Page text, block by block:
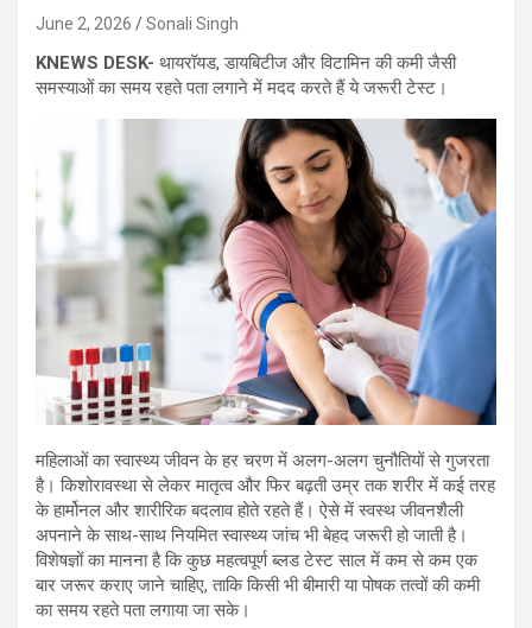
June 2, 2026 Sonali Singh
KNEWS DESK- थायरॉयड, डायबिटीज और विटामिन की कमी जैसी
समस्याओं का समय रहते पता लगाने में मदद करते हैं ये जरूरी टेस्ट।
महिलाओं का स्वास्थ्य जीवन के हर चरण में अलग-अलग चुनौतियों से गुजरता
है। किशोरावस्था से लेकर मातृत्व और फिर बढ़ती उम्र तक शरीर में कई तरह
के हार्मोनल और शारीरिक बदलाव होते रहते हैं। ऐसे में स्वस्थ जीवनशैली
अपनाने के साथ-साथ नियमित स्वास्थ्य जांच भी बेहद जरूरी हो जाती है।
विशेषज्ञों का मानना है कि कुछ महत्वपूर्ण ब्लड टेस्ट साल में कम से कम एक
बार जरूर कराए जाने चाहिए, ताकि किसी भी बीमारी या पोषक तत्वों की कमी
का समय रहते पता लगाया जा सके।